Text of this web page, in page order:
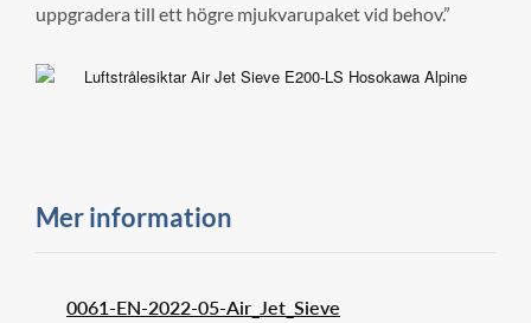
uppgradera till ett högre mjukvarupaket vid behov.”
Mer information
0061-EN-2022-05-Air_Jet_Sieve